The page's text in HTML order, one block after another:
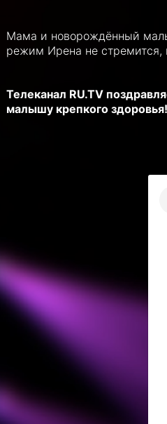
Мама и новорождённый
режим Ирена не
Телеканал RU.TV
малышу крепкого здоровья!